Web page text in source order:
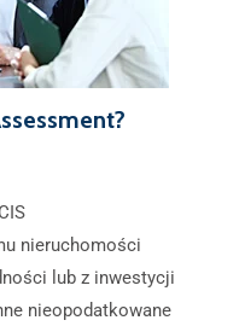
nieruchomości
lub z inwestycji
nieopodatkowane